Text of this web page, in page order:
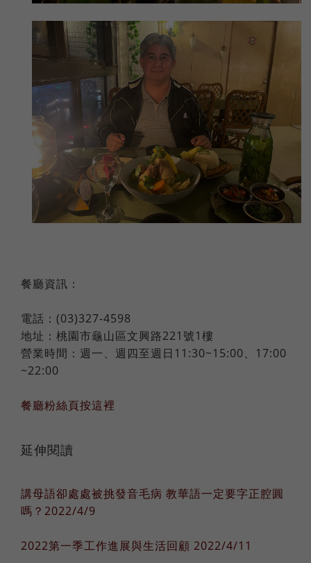
餐廳資訊：
電話：(03)327-4598
地址：桃園市龜山區文興路221號1樓
營業時間：週一、週四至週日11:30~15:00、17:00
~22:00
餐廳粉絲頁按這裡
延伸閱讀
講母語卻處處被挑發音毛病 教華語一定要字正腔圓
嗎？2022/4/9
2022第一季工作進展與生活回顧 2022/4/11